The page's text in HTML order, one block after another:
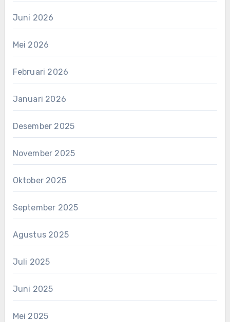
Juni 2026
Mei 2026
Februari 2026
Januari 2026
Desember 2025
November 2025
Oktober 2025
September 2025
Agustus 2025
Juli 2025
Juni 2025
Mei 2025